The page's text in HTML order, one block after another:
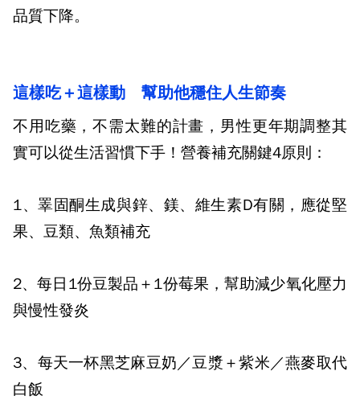
品質下降。
這樣吃＋這樣動 幫助他穩住人生節奏
不用吃藥，不需太難的計畫，男性更年期調整其
實可以從生活習慣下手！營養補充關鍵4原則：
1、睪固酮生成與鋅、鎂、維生素D有關，應從堅
果、豆類、魚類補充
2、每日 1份豆製品＋ 1份莓果，幫助減少氧化壓力
與慢性發炎
3、每天一杯黑芝麻豆奶／豆漿＋紫米／燕麥取代
白飯